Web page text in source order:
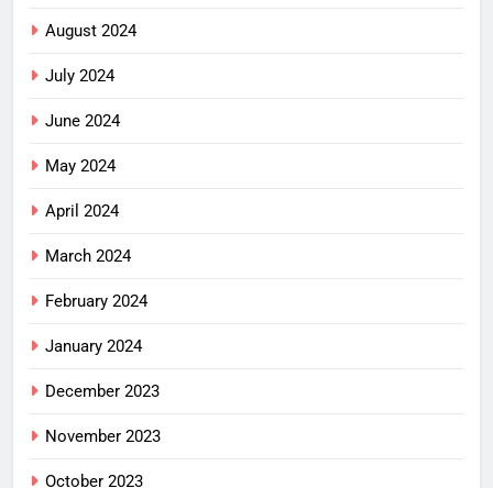
August 2024
July 2024
June 2024
May 2024
April 2024
March 2024
February 2024
January 2024
December 2023
November 2023
October 2023